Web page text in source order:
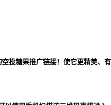
空投糖果推广链接！使它更精美、有